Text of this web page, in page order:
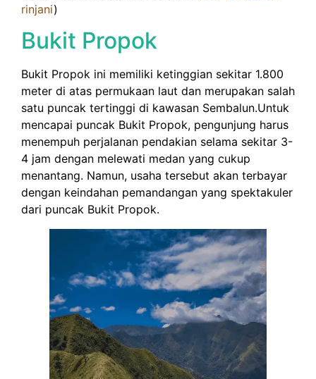
rinjani)
Bukit Propok
Bukit Propok ini memiliki ketinggian sekitar 1.800
meter di atas permukaan laut dan merupakan salah
satu puncak tertinggi di kawasan Sembalun.Untuk
mencapai puncak Bukit Propok, pengunjung harus
menempuh perjalanan pendakian selama sekitar 3-
4 jam dengan melewati medan yang cukup
menantang. Namun, usaha tersebut akan terbayar
dengan keindahan pemandangan yang spektakuler
dari puncak Bukit Propok.